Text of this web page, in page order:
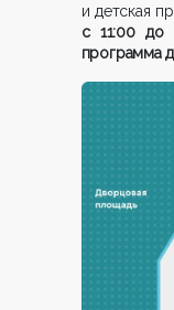
и детская
с 11:00 до
программа